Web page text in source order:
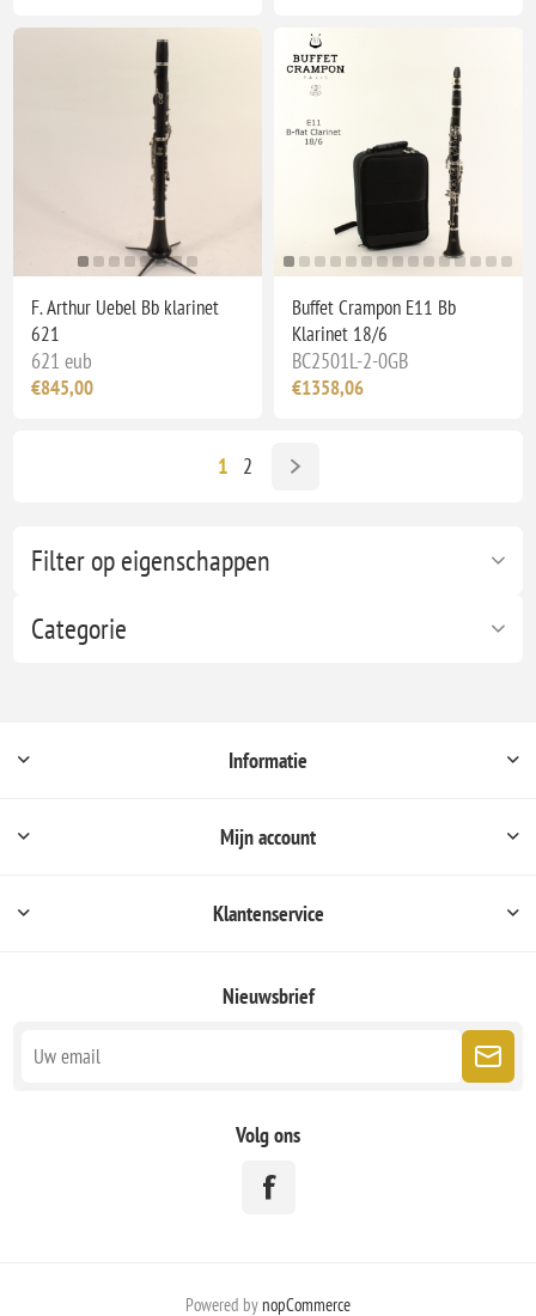
Filter op eigenschappen
Categorie
F. Arthur Uebel Bb klarinet
621
621 eub
€845,00
Buffet Crampon E11 Bb
Klarinet 18/6
BC2501L-2-0GB
€1358,06
1 2
Informatie
Mijn account
Klantenservice
Nieuwsbrief
Volg ons
Powered by nopCommerce